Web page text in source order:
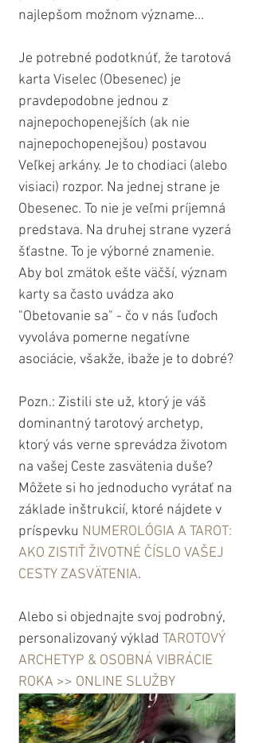
najlepšom možnom význame...
Je potrebné podotknúť, že tarotová
karta Viselec (Obesenec) je
pravdepodobne jednou z
najnepochopenejších (ak nie
najnepochopenejšou) postavou
Veľkej arkány. Je to chodiaci (alebo
visiaci) rozpor. Na jednej strane je
Obesenec. To nie je veľmi príjemná
predstava. Na druhej strane vyzerá
šťastne. To je výborné znamenie.
Aby bol zmätok ešte väčší, význam
karty sa často uvádza ako
"Obetovanie sa" - čo v nás ľuďoch
vyvoláva pomerne negatívne
asociácie, všakže, ibaže je to dobré?
Pozn.: Zistili ste už, ktorý je váš
dominantný tarotový archetyp,
ktorý vás verne sprevádza životom
na vašej Ceste zasvätenia duše?
Môžete si ho jednoducho vyrátať na
základe inštrukcií, ktoré nájdete v
príspevku NUMEROLÓGIA A TAROT:
AKO ZISTIŤ ŽIVOTNÉ ČÍSLO VAŠEJ
CESTY ZASVÄTENIA.
Alebo si objednajte svoj podrobný,
personalizovaný výklad TAROTOVÝ
ARCHETYP & OSOBNÁ VIBRÁCIE
ROKA >> ONLINE SLUŽBY